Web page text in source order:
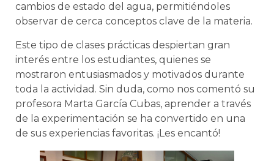
cambios de estado del agua, permitiéndoles
observar de cerca conceptos clave de la materia.
Este tipo de clases prácticas despiertan gran
interés entre los estudiantes, quienes se
mostraron entusiasmados y motivados durante
toda la actividad. Sin duda, como nos comentó su
profesora Marta García Cubas, aprender a través
de la experimentación se ha convertido en una
de sus experiencias favoritas. ¡Les encantó!